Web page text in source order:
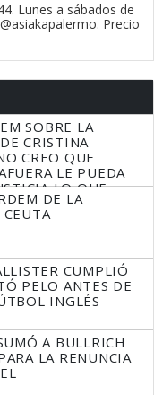
Lunes a sábados de
Precio
SOBRE LA
CRISTINA
CREO QUE
LE PUEDA
LO QUE
DE LA
CUMPLIÓ
PELO ANTES DE
INGLÉS
A BULLRICH
LA RENUNCIA